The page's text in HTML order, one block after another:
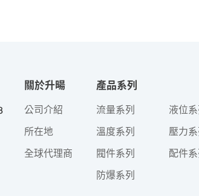
關於升暘
公司介紹
所在地
全球代理商
產品系列
流量系列
液位系
溫度系列
壓力系
閥件系列
配件系
防爆系列